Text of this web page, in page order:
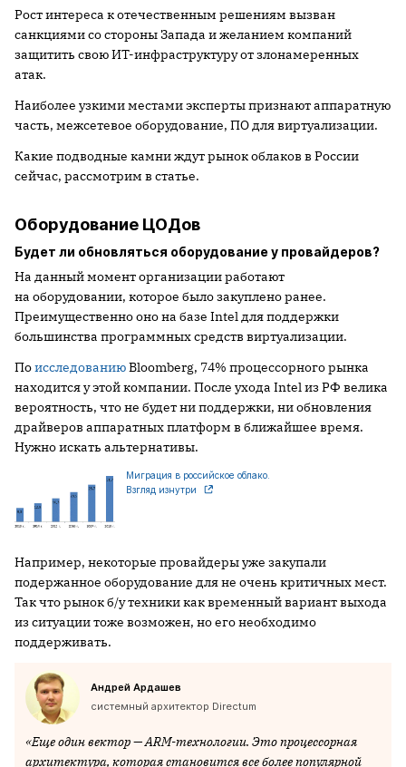
Рост интереса к отечественным решениям вызван
санкциями со стороны Запада и желанием компаний
защитить свою ИТ-инфраструктуру от злонамеренных
атак.
Наиболее узкими местами эксперты признают аппаратную
часть, межсетевое оборудование, ПО для виртуализации.
Какие подводные камни ждут рынок облаков в России
сейчас, рассмотрим в статье.
Оборудование ЦОДов
Будет ли обновляться оборудование у провайдеров?
На данный момент организации работают
на оборудовании, которое было закуплено ранее.
Преимущественно оно на базе Intel для поддержки
большинства программных средств виртуализации.
ПоисследованиюBloomberg, 74% процессорного рынка
находится у этой компании. После ухода Intel из РФ велика
вероятность, что не будет ни поддержки, ни обновления
драйверов аппаратных платформ в ближайшее время.
Нужно искать альтернативы.
Миграция в российское облако.
Взгляд изнутри
Например, некоторые провайдеры уже закупали
подержанное оборудование для не очень критичных мест.
Так что рынок б/у техники как временный вариант выхода
из ситуации тоже возможен, но его необходимо
поддерживать.
Андрей Ардашев
системный архитектор Directum
«Еще один вектор — ARM-технологии. Это процессорная
архитектура, которая становится все более популярной